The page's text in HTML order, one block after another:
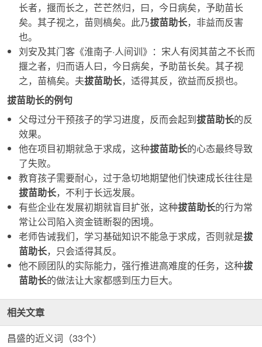
长者，揠而长之，芒芒然归，曰，今日病矣，予助苗长
矣。其子视之，苗则槁矣。此乃拔苗助长，非益而反害
也。
刘安及其门客《淮南子·人间训》：宋人有闵其苗之不长而
揠之者，归而语人曰，今日病矣，予助苗长矣。其子视
之，苗槁矣。夫拔苗助长，适得其反，欲益而反损也。
拔苗助长的例句
父母过分干预孩子的学习进度，反而会起到拔苗助长的反
效果。
他在项目初期就急于求成，这种拔苗助长的心态最终导致
了失败。
教育孩子需要耐心，过于急切地期望他们快速成长往往是
拔苗助长，不利于长远发展。
有些企业在发展初期就盲目扩张，这种拔苗助长的行为常
常让公司陷入资金链断裂的困境。
老师告诫我们，学习基础知识不能急于求成，否则就是拔
苗助长，只会适得其反。
他不顾团队的实际能力，强行推进高难度的任务，这种拔
苗助长的做法让大家都感到压力巨大。
相关文章
昌盛的近义词（33个）